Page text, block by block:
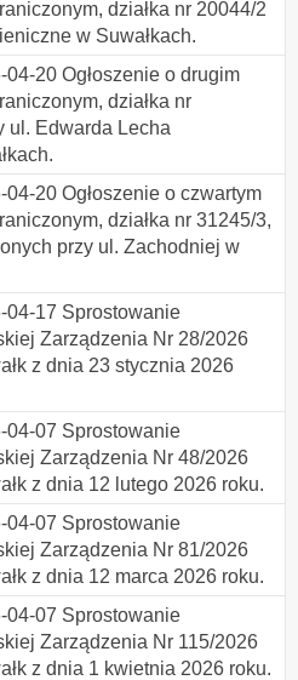
działka nr 20044/2
w Suwałkach.
20 Ogłoszenie o drugim
działka nr
ul. Edwarda Lecha
20 Ogłoszenie o czwartym
działka nr 31245/3,
przy ul. Zachodniej w
04-17 Sprostowanie
Zarządzenia Nr 28/2026
z dnia 23 stycznia 2026
04-07 Sprostowanie
Zarządzenia Nr 48/2026
z dnia 12 lutego 2026 roku.
04-07 Sprostowanie
Zarządzenia Nr 81/2026
z dnia 12 marca 2026 roku.
04-07 Sprostowanie
Zarządzenia Nr 115/2026
z dnia 1 kwietnia 2026 roku.